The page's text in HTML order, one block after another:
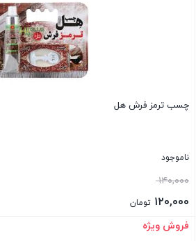
چسب ترمز فرش هل
ناموجود
۱۴۰,۰۰۰قیمت
اصلی:۱۲۰,۰۰۰ تومان
قیمت
بستن
فروش ویژه